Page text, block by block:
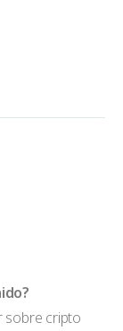
sobre cripto